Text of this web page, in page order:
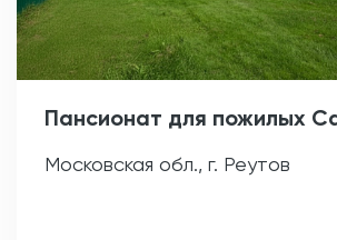
Пансионат для пожилых
Московская обл., г. Реутов